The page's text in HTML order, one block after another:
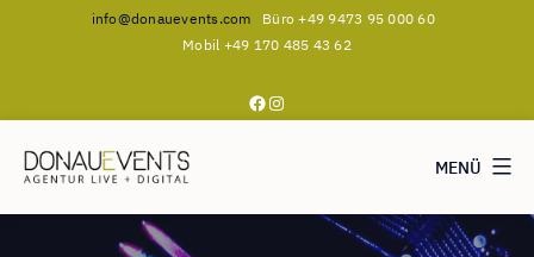
info@donauevents.com Büro +49 9473 95 000 60
Mobil +49 170 485 43 62
Facebook
Instagram
MENÜ